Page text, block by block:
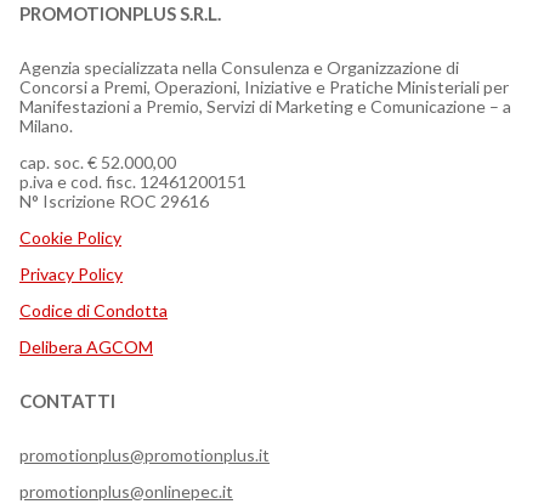
PROMOTIONPLUS S.R.L.
Agenzia specializzata nella Consulenza e Organizzazione di
Concorsi a Premi, Operazioni, Iniziative e Pratiche Ministeriali per
Manifestazioni a Premio, Servizi di Marketing e Comunicazione – a
Milano.
cap. soc. € 52.000,00
p.iva e cod. fisc. 12461200151
N° Iscrizione ROC 29616
Cookie Policy
Privacy Policy
Codice di Condotta
Delibera AGCOM
CONTATTI
promotionplus@promotionplus.it
promotionplus@onlinepec.it